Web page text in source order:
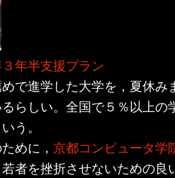
年半支援プラン
で進学した大学を，夏休み
らしい。全国で５％以上の
う。
めに，京都コンピュータ学
者を挫折させないための良